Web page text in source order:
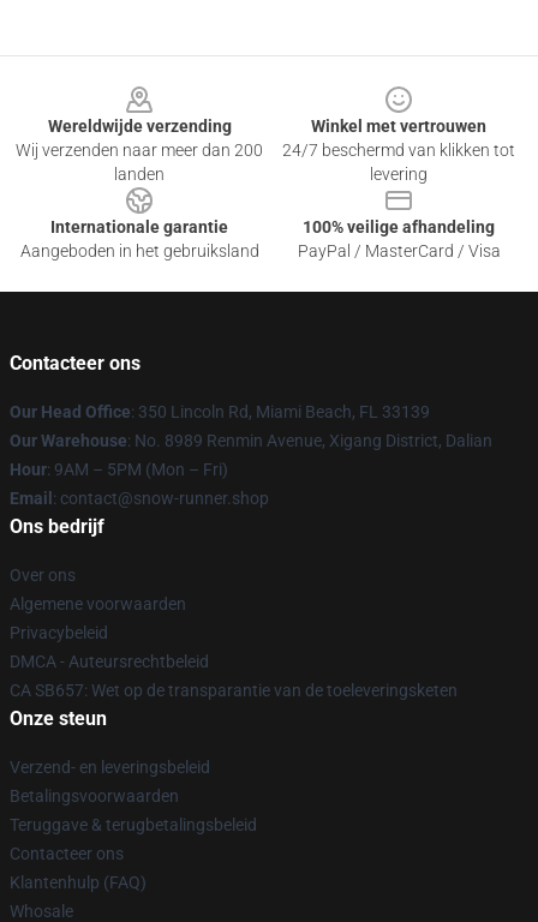
Wereldwijde verzending
Wij verzenden naar meer dan 200
landen
Winkel met vertrouwen
24/7 beschermd van klikken tot
levering
Internationale garantie
Aangeboden in het gebruiksland
100% veilige afhandeling
PayPal / MasterCard / Visa
Contacteer ons
Our Head Office: 350 Lincoln Rd, Miami Beach, FL 33139
Our Warehouse: No. 8989 Renmin Avenue, Xigang District, Dalian
Hour: 9AM – 5PM (Mon – Fri)
Email : contact@snow-runner.shop
Ons bedrijf
Over ons
Algemene voorwaarden
Privacybeleid
DMCA - Auteursrechtbeleid
CA SB657: Wet op de transparantie van de toeleveringsketen
Onze steun
Verzend- en leveringsbeleid
Betalingsvoorwaarden
Teruggave & terugbetalingsbeleid
Contacteer ons
Klantenhulp (FAQ)
Whosale